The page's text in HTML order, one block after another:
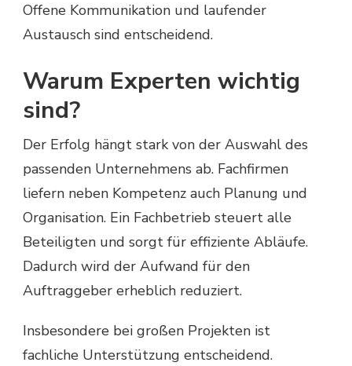
Offene Kommunikation und laufender
Austausch sind entscheidend.
Warum Experten wichtig
sind?
Der Erfolg hängt stark von der Auswahl des
passenden Unternehmens ab. Fachfirmen
liefern neben Kompetenz auch Planung und
Organisation. Ein Fachbetrieb steuert alle
Beteiligten und sorgt für effiziente Abläufe.
Dadurch wird der Aufwand für den
Auftraggeber erheblich reduziert.
Insbesondere bei großen Projekten ist
fachliche Unterstützung entscheidend.